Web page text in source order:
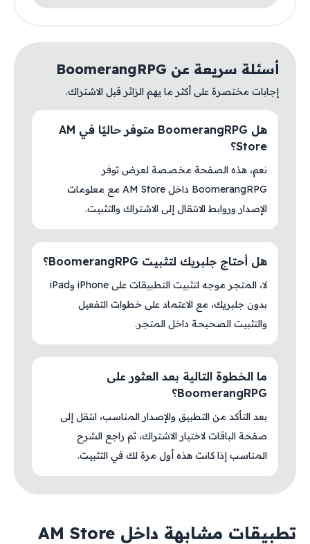
أسئلة سريعة عن BoomerangRPG
إجابات مختصرة على أكثر ما يهم الزائر قبل الاشتراك.
هل BoomerangRPG متوفر حاليًا في AM
Store؟
نعم، هذه الصفحة مخصصة لعرض توفر
BoomerangRPG داخل AM Store مع معلومات
الإصدار وروابط الانتقال إلى الاشتراك والتثبيت.
هل أحتاج جلبريك لتثبيت BoomerangRPG؟
لا، المتجر موجه لتثبيت التطبيقات على iPhone وiPad
بدون جلبريك، مع الاعتماد على خطوات التفعيل
والتثبيت الصحيحة داخل المتجر.
ما الخطوة التالية بعد العثور على
BoomerangRPG؟
بعد التأكد من التطبيق والإصدار المناسب، انتقل إلى
صفحة الباقات لاختيار الاشتراك، ثم راجع الشرح
المناسب إذا كانت هذه أول مرة لك في التثبيت.
تطبيقات مشابهة داخل AM Store